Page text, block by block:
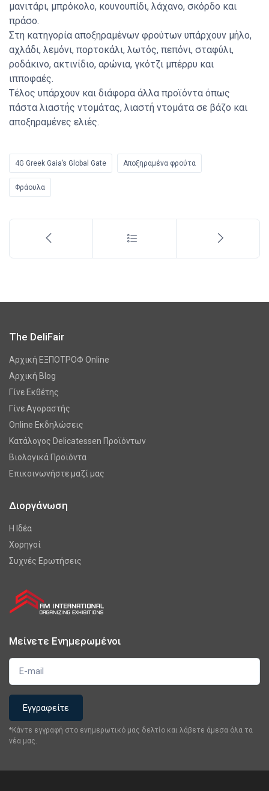
μανιτάρι, μπρόκολο, κουνουπίδι, λάχανο, σκόρδο και
πράσο.
Στη κατηγορία αποξηραμένων φρούτων υπάρχουν μήλο,
αχλάδι, λεμόνι, πορτοκάλι, λωτός, πεπόνι, σταφύλι,
ροδάκινο, ακτινίδιο, αρώνια, γκότζι μπέρρυ και
ιπποφαές.
Τέλος υπάρχουν και διάφορα άλλα προϊόντα όπως
πάστα λιαστής ντομάτας, λιαστή ντομάτα σε βάζο και
αποξηραμένες ελιές.
4G Greek Gaia’s Global Gate Αποξηραμένα φρούτα
Φράουλα
The DeliFair
Αρχική ΕΞΠΟΤΡΟΦ Online
Αρχική Blog
Γίνε Εκθέτης
Γίνε Αγοραστής
Online Εκδηλώσεις
Κατάλογος Delicatessen Προϊόντων
Βιολογικά Προϊόντα
Επικοινωνήστε μαζί μας
Διοργάνωση
Η Ιδέα
Χορηγοί
Συχνές Ερωτήσεις
Μείνετε Ενημερωμένοι
*Κάντε εγγραφή στο ενημερωτικό μας δελτίο και λάβετε άμεσα όλα τα
νέα μας.